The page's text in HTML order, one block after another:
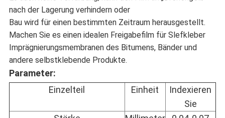
nach der Lagerung verhindern oder
Bau wird für einen bestimmten Zeitraum herausgestellt.
Machen Sie es einen idealen Freigabefilm für Slefkleber
Imprägnierungsmembranen des Bitumens, Bänder und
andere selbstklebende Produkte.
Parameter:
Einzelteil
Einheit
Indexieren
Sie